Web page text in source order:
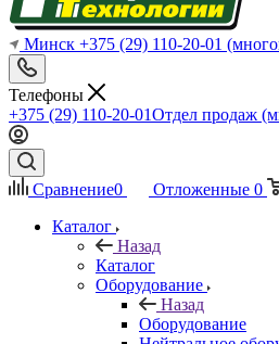
Минск +375 (29) 110-20-01
Телефоны
+375 (29) 110-20-01Отдел продаж
Сравнение0 Отложенные 0
Каталог
Назад
Каталог
Оборудование
Назад
Оборудование